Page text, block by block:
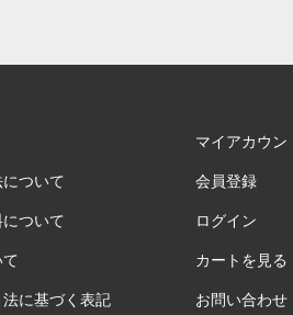
ついて
ついて
に基づく表記
マイアカウン
会員登録
ログイン
カートを見る
お問い合わせ